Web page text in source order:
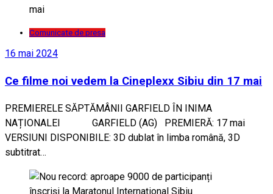
Comunicate de presa
16 mai 2024
Ce filme noi vedem la Cineplexx Sibiu din 17 mai
PREMIERELE SĂPTĂMÂNII GARFIELD ÎN INIMA
NAȚIONALEI GARFIELD (AG) PREMIERĂ: 17 mai
VERSIUNI DISPONIBILE: 3D dublat în limba română, 3D
subtitrat…